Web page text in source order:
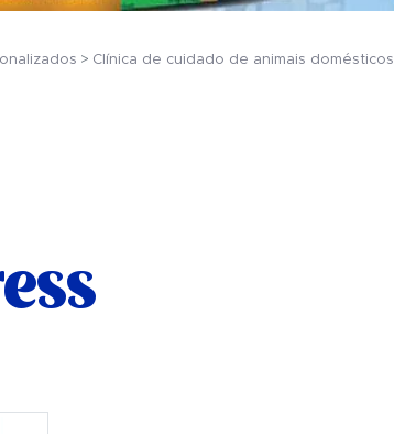
Clínica de cuidado de animais domésticos